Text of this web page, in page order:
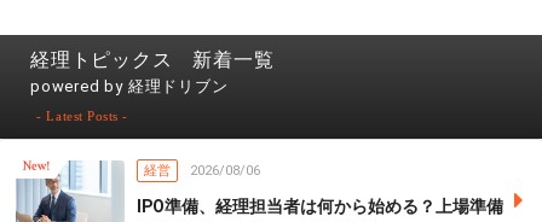
経理トピックス 新着一覧
powered by 経理ドリブン
- Latest Posts -
経営 2026/08/06
IPO準備、経理担当者は何から始める？上場準備